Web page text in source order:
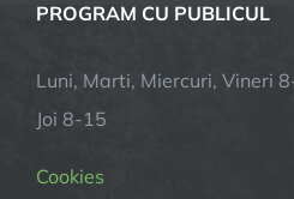
PROGRAM CU PUBLICUL
Luni, Marti, Miercuri, Vineri
Joi 8-15
Cookies